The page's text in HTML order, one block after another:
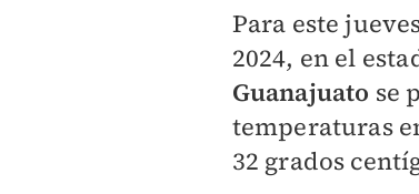
Para este
2024, en el
Guanajuato se
temperaturas
32 grados